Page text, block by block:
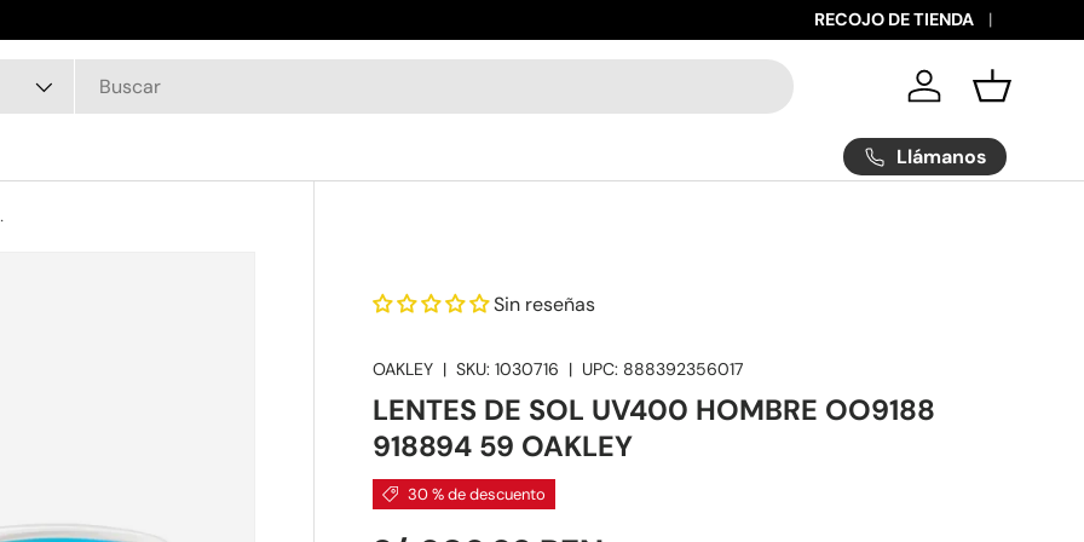
y asesoramiento por WhatsApp: RECOJO DE TIENDA
Iniciar sesión
Cesta
Llámanos
59 OAKLEY
Sin reseñas
OAKLEY |SKU: 1030716 | UPC: 888392356017
LENTES DE SOL UV400 HOMBRE OO9188
918894 59 OAKLEY
30 % de descuento